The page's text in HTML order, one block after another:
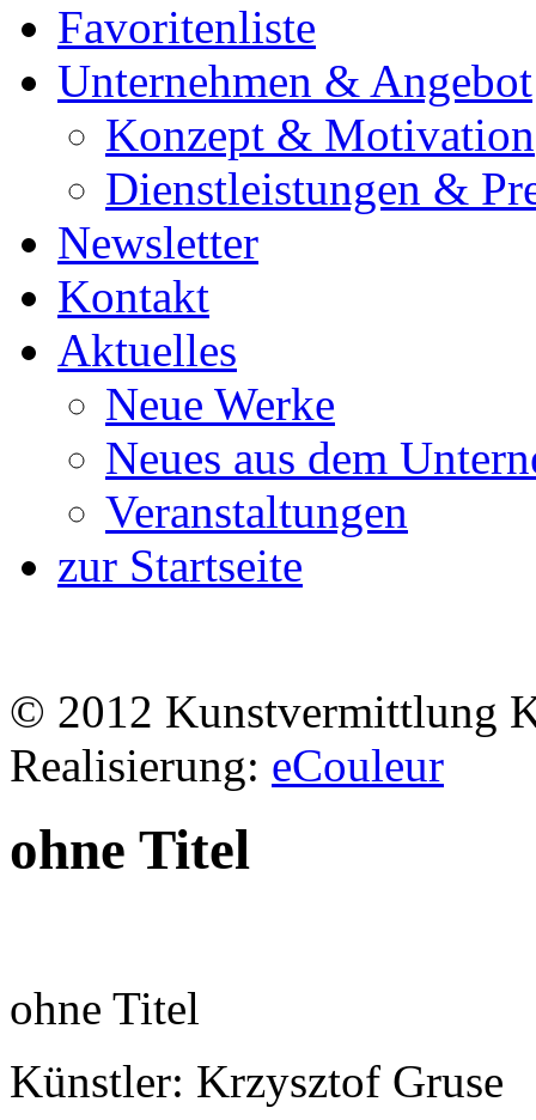
Favoritenliste
Unternehmen & Angebot
Konzept & Motivation
Dienstleistungen &
Newsletter
Kontakt
Aktuelles
Neue Werke
Neues aus dem
Veranstaltungen
zur Startseite
© 2012 Kunstvermittlung
Realisierung: eCouleur
ohne Titel
ohne Titel
Künstler: Krzysztof Gruse